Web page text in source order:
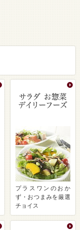
プラスワンのおか
ず・おつまみを厳選
チョイス